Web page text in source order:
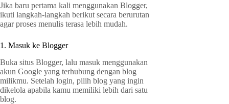
Jika baru pertama kali menggunakan Blogger,
ikuti langkah-langkah berikut secara berurutan
agar proses menulis terasa lebih mudah.
1. Masuk ke Blogger
Buka situs Blogger, lalu masuk menggunakan
akun Google yang terhubung dengan blog
milikmu. Setelah login, pilih blog yang ingin
dikelola apabila kamu memiliki lebih dari satu
blog.